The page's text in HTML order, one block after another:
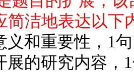
简洁地表达以
和重要性，1
的研究内容